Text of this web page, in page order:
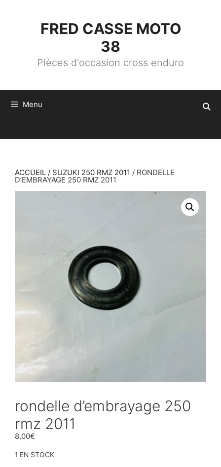
FRED CASSE MOTO
38
Pièces d'occasion cross enduro
Menu
ACCUEIL / SUZUKI 250 RMZ 2011 / RONDELLE
D’EMBRAYAGE 250 RMZ 2011
rondelle d’embrayage 250
rmz 2011
8,00€
1 EN STOCK